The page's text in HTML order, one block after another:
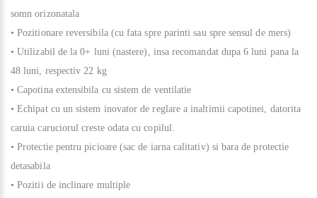
somn orizonatala
• Pozitionare reversibila (cu fata spre parinti sau spre sensul de mers)
• Utilizabil de la 0+ luni (nastere), insa recomandat dupa 6 luni pana la
48 luni, respectiv 22 kg
• Capotina extensibila cu sistem de ventilatie
• Echipat cu un sistem inovator de reglare a inaltimii capotinei, datorita
caruia caruciorul creste odata cu copilul.
• Protectie pentru picioare (sac de iarna calitativ) si bara de protectie
detasabila
• Pozitii de inclinare multiple